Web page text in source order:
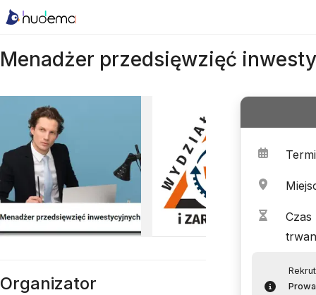
Menadżer przedsięwzięć
Czas
Organizator